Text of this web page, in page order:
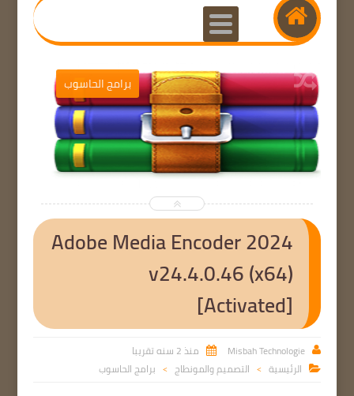
برامج الحاسوب
Adobe Media Encoder 2024
v24.4.0.46 (x64)
[Activated]

Misbah Technologie
 منذ 2 سنه تقريبا
 الرئيسية > التصميم والمونطاج > برامج الحاسوب